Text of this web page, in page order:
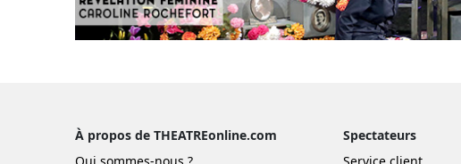
À propos de THEATREonline.com
Spectateurs